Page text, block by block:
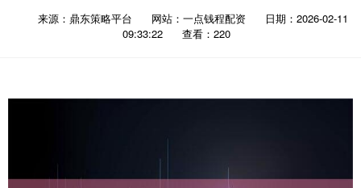
来源：鼎东策略平台 网站：一点钱程配资
日期：2026-02-11
09:33:22
查看：220